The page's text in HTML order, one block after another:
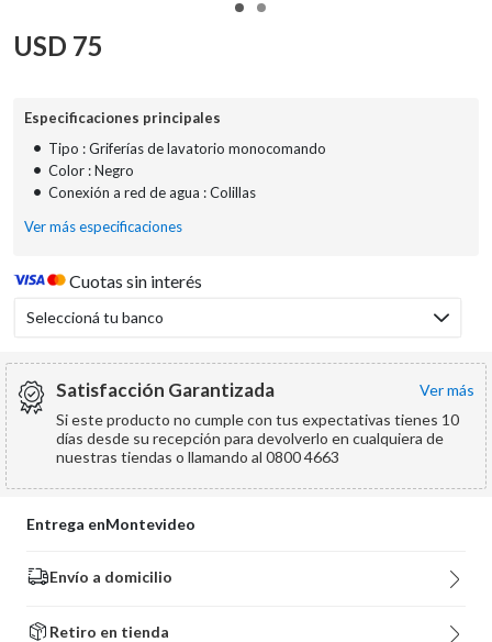
USD 75
Especificaciones principales
• Tipo : Griferías de lavatorio monocomando
• Color : Negro
• Conexión a red de agua : Colillas
Ver más especificaciones
Cuotas sin interés
Seleccioná tu banco
Satisfacción Garantizada
ver más
Si este producto no cumple con tus expectativas tienes 10
días desde su recepción para devolverlo en cualquiera de
nuestras tiendas o llamando al 0800 4663
Entrega enMontevideo
Envío a domicilio
Retiro en tienda